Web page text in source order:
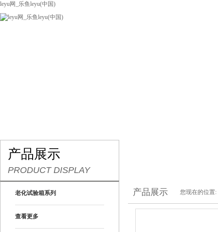
leyu网_乐鱼leyu(中国)
产品展示
PRODUCT DISPLAY
老化试验箱系列
查看更多
产品展示 您现在的位置: